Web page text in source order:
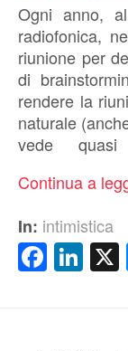
Ogni anno,
radiofonica,
riunione per
di
rendere la
naturale
vede
Continua a
In: intimistica